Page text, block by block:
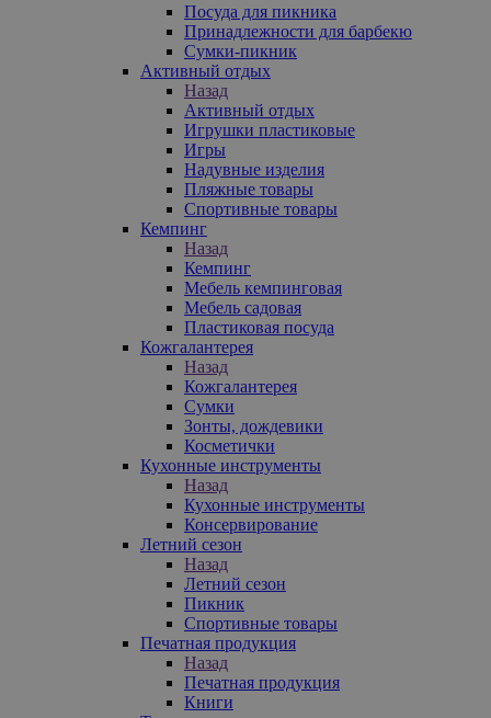
Посуда для пикника
Принадлежности для барбекю
Сумки-пикник
Активный отдых
Назад
Активный отдых
Игрушки пластиковые
Игры
Надувные изделия
Пляжные товары
Спортивные товары
Кемпинг
Назад
Кемпинг
Мебель кемпинговая
Мебель садовая
Пластиковая посуда
Кожгалантерея
Назад
Кожгалантерея
Сумки
Зонты, дождевики
Косметички
Кухонные инструменты
Назад
Кухонные инструменты
Консервирование
Летний сезон
Назад
Летний сезон
Пикник
Спортивные товары
Печатная продукция
Назад
Печатная продукция
Книги